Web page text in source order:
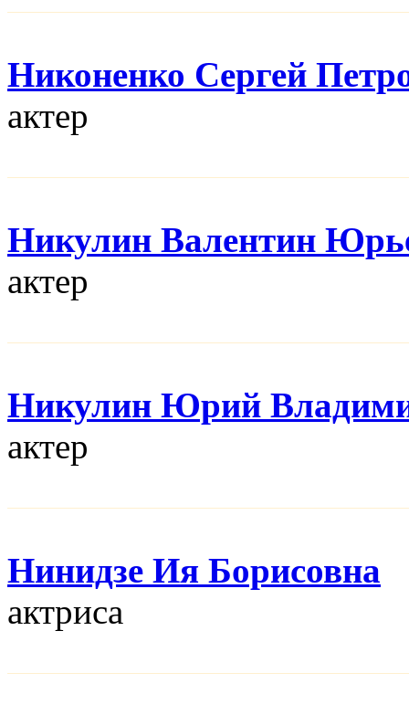
Никоненко Сергей
актер
Никулин Валентин
актер
Никулин Юрий
актер
Нинидзе Ия Борисовна
актриса